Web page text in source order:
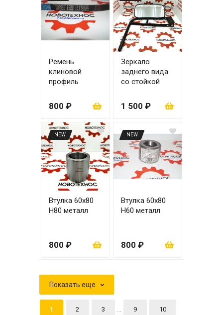
Ремень
клиновой
профиль
800 ₽
Зеркало
заднего вида
со стойкой
1 500 ₽
NEW
Втулка 60х80
Н80 металл
800 ₽
NEW
Втулка 60х80
Н60 металл
800 ₽
Показать еще
1 2 3 9 10